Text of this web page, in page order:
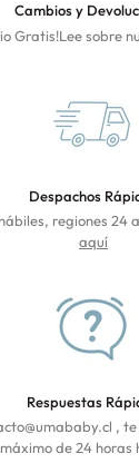
Cambios y
Gratis!Lee sobre
Despachos
regiones 24
aquí
Respuestas
,
máximo de 24 horas